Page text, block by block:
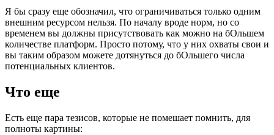
Я бы сразу еще обозначил, что ограничиваться только одним
внешним ресурсом нельзя. По началу вроде норм, но со
временем вы должны присутствовать как можно на бОльшем
количестве платформ. Просто потому, что у них охваты свои и
вы таким образом можете дотянуться до бОльшего числа
потенциальных клиентов.
Что еще
Есть еще пара тезисов, которые не помешает помнить, для
полноты картины: